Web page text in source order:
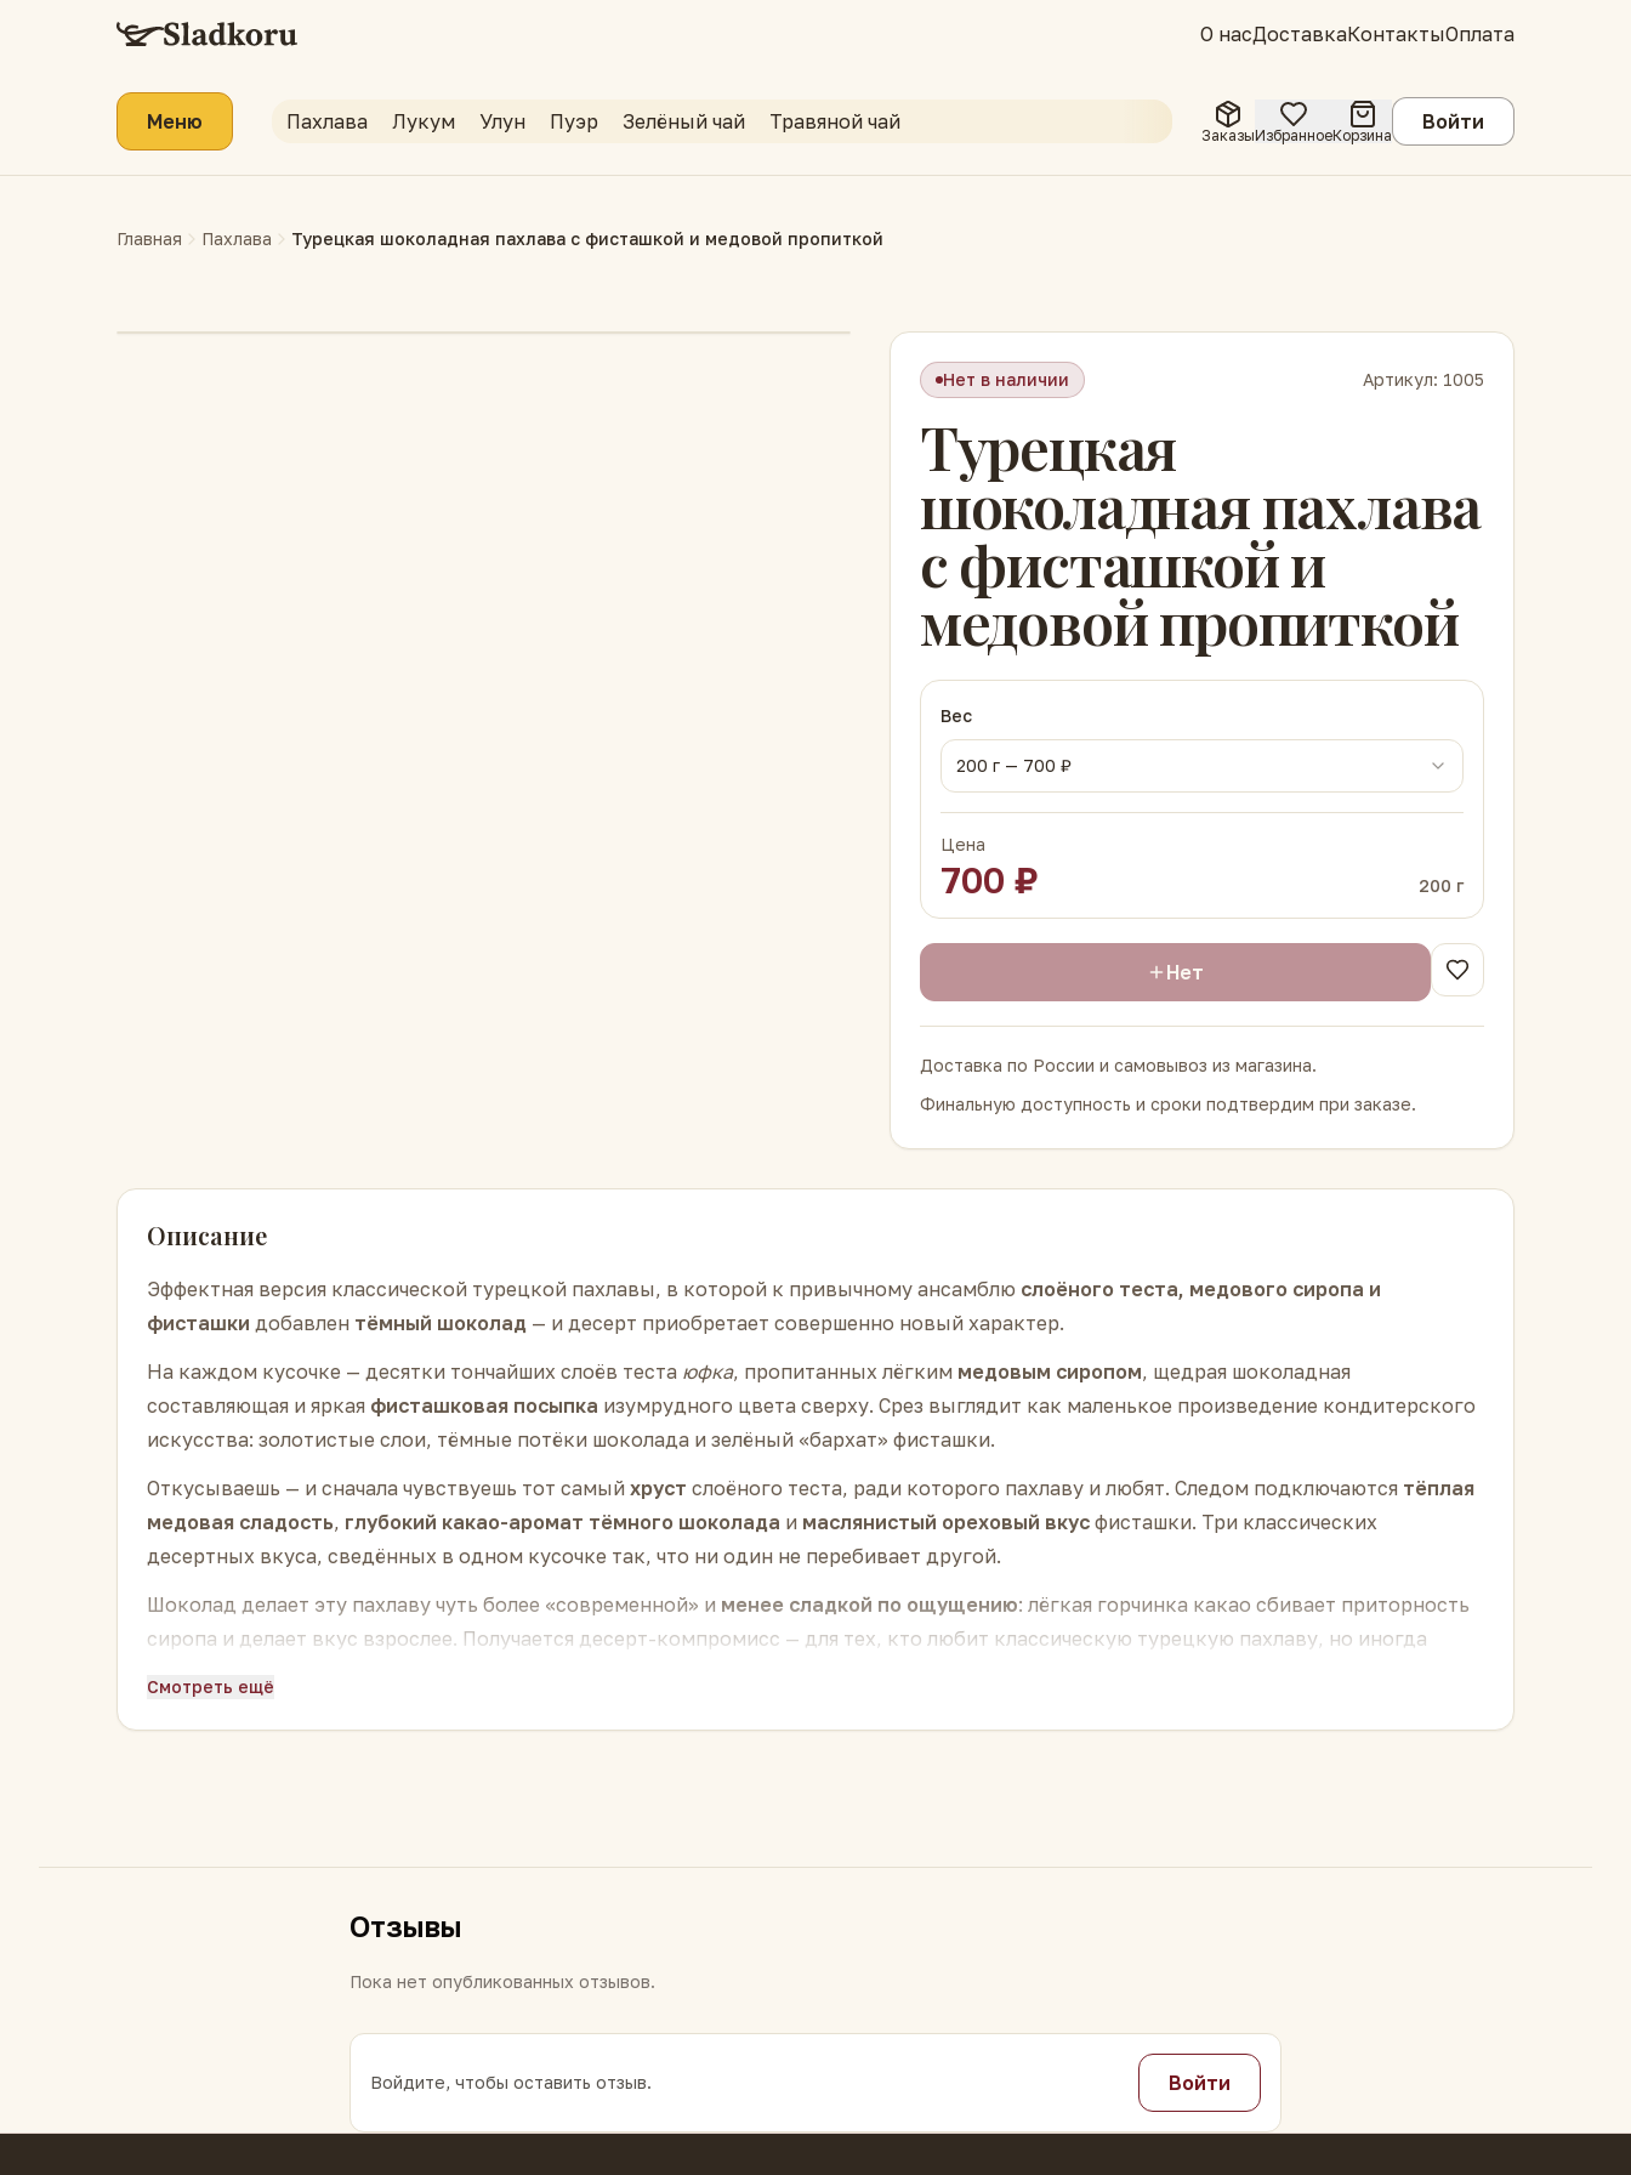
О насДоставкаКонтактыОплата
Меню Пахлава Лукум Улун Пуэр Зелёный чай Травяной чай
ЗаказыИзбранноеКорзина
Войти
Главная Пахлава Турецкая шоколадная пахлава с фисташкой и медовой пропиткой
Нет в наличии Артикул: 1005
Турецкая
шоколадная пахлава
с фисташкой и
медовой пропиткой
Вес
200 г — 700 ₽
Цена
700 ₽ 200 г
Нет
Доставка по России и самовывоз из магазина.
Финальную доступность и сроки подтвердим при заказе.
Описание
Эффектная версия классической турецкой пахлавы, в которой к привычному ансамблю слоёного теста, медового сиропа и
фисташки добавлен тёмный шоколад — и десерт приобретает совершенно новый характер.
На каждом кусочке — десятки тончайших слоёв теста юфка, пропитанных лёгким медовым сиропом, щедрая шоколадная
составляющая и яркая фисташковая посыпка изумрудного цвета сверху. Срез выглядит как маленькое произведение кондитерского
искусства: золотистые слои, тёмные потёки шоколада и зелёный «бархат» фисташки.
Откусываешь — и сначала чувствуешь тот самый хруст слоёного теста, ради которого пахлаву и любят. Следом подключаются тёплая
медовая сладость, глубокий какао-аромат тёмного шоколада и маслянистый ореховый вкус фисташки. Три классических
десертных вкуса, сведённых в одном кусочке так, что ни один не перебивает другой.
Шоколад делает эту пахлаву чуть более «современной» и менее сладкой по ощущению: лёгкая горчинка какао сбивает приторность
сиропа и делает вкус взрослее. Получается десерт-компромисс — для тех, кто любит классическую турецкую пахлаву, но иногда
Смотреть ещё
Отзывы
Пока нет опубликованных отзывов.
Войдите, чтобы оставить отзыв. Войти